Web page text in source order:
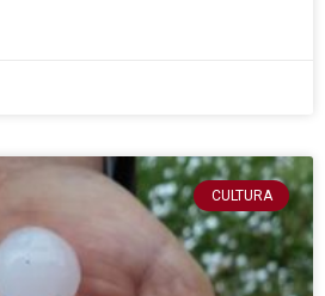
CULTURA